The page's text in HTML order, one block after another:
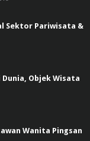
Sektor Pariwisata &
Objek Wisata
Wanita Pingsan